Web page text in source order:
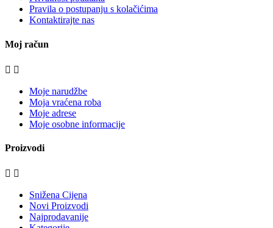
Pravila o postupanju s kolačićima
Kontaktirajte nas
Moj račun
 
Moje narudžbe
Moja vraćena roba
Moje adrese
Moje osobne informacije
Proizvodi
 
Snižena Cijena
Novi Proizvodi
Najprodavanije